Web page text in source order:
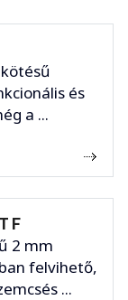
és
a ...
F
2 mm
felvihető,
...